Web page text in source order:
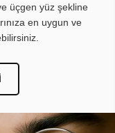
üçgen yüz şekline
en uygun ve